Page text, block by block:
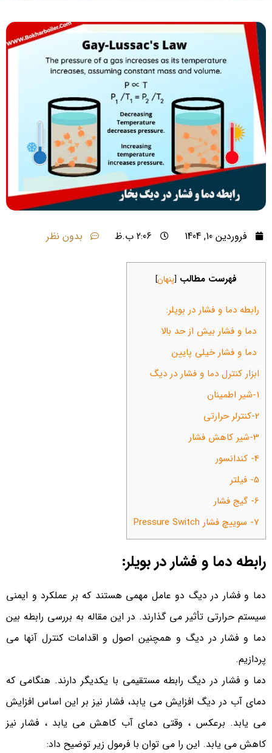
فروردین 10, 1404 2:06 ب.ظ بدون نظر
فهرست مطالب [پنهان]
رابطه دما و فشار در بویلر:
دما و فشار بیش از حد بالا
دما و فشار خیلی پایین
ابزار کنترل دما و فشار در دیگ
1-شیر اطمینان
2-کنترلر حرارتی
3-شیر کاهش فشار
4- کندانسور
5- فیلتر
6- گیج فشار
7- سوییچ فشار Pressure Switch
رابطه دما و فشار در بویلر:
دما و فشار در دیگ دو عامل مهمی هستند که بر عملکرد و ایمنی
سیستم حرارتی تأثیر می گذارند. در این مقاله به بررسی رابطه بین
دما و فشار در دیگ و همچنین اصول و اقدامات کنترل آنها می
پردازیم.
دما و فشار در دیگ رابطه مستقیمی با یکدیگر دارند. هنگامی که
دمای آب در دیگ افزایش می یابد، فشار نیز بر این اساس افزایش
می یابد. برعکس ، وقتی دمای آب کاهش می یابد ، فشار نیز
کاهش می یابد. این را می توان با فرمول زیر توضیح داد: